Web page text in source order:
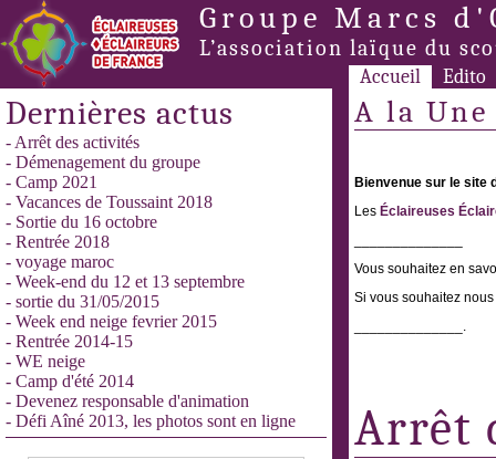
Groupe Marcs
L’association laïque du
Accueil Edito
Dernières actus
- Arrêt des activités
- Démenagement du groupe
- Camp 2021
- Vacances de Toussaint 2018
- Sortie du 16 octobre
- Rentrée 2018
- voyage maroc
- Week-end du 12 et 13 septembre
- sortie du 31/05/2015
- Week end neige fevrier 2015
- Rentrée 2014-15
- WE neige
- Camp d'été 2014
- Devenez responsable d'animation
- Défi Aîné 2013, les photos sont en ligne
A la
Bienvenue sur le site
Les Éclaireuses
Vous souhaitez en
Si vous souhaitez
______________.
Arrêt